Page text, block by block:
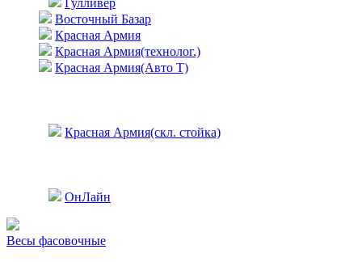
Гулливер
Восточный Базар
Красная Армия
Красная Армия(технолог.)
Красная Армия(Авто Т)
Красная Армия(скл. стойка)
ОнЛайн
Весы фасовочные